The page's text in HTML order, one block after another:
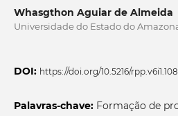
Whasgthon Aguiar de Almeida
Universidade do Estado do
DOI: https://doi.org/10.5216/
Palavras-chave: Formação de